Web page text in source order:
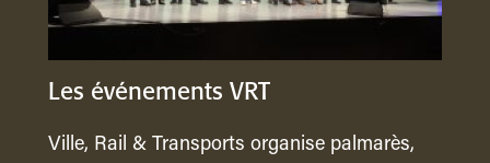
Les événements VRT
Ville, Rail & Transports organise palmarès,